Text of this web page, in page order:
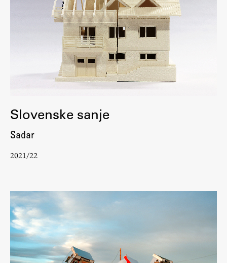
Slovenske sanje
Sadar
2021/22